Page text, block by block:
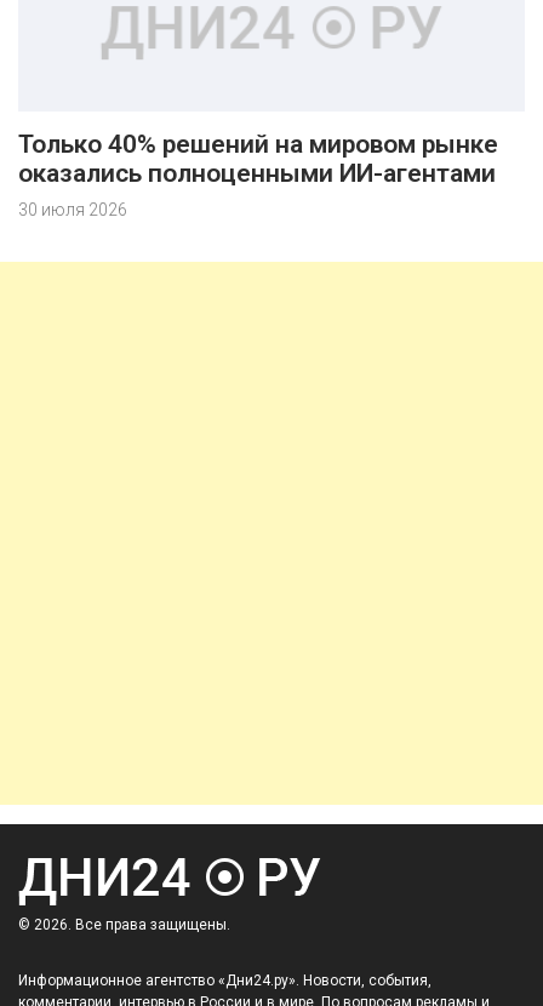
Только 40% решений на мировом рынке
оказались полноценными ИИ-агентами
30 июля 2026
© 2026. Все права защищены.
Информационное агентство «Дни24.ру». Новости, события,
комментарии, интервью в России и в мире. По вопросам рекламы и